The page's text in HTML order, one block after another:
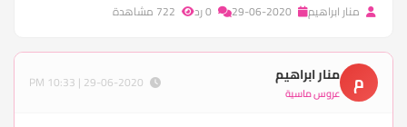
منار ابراهيم
م منار ابراهيم
عروس ماسية